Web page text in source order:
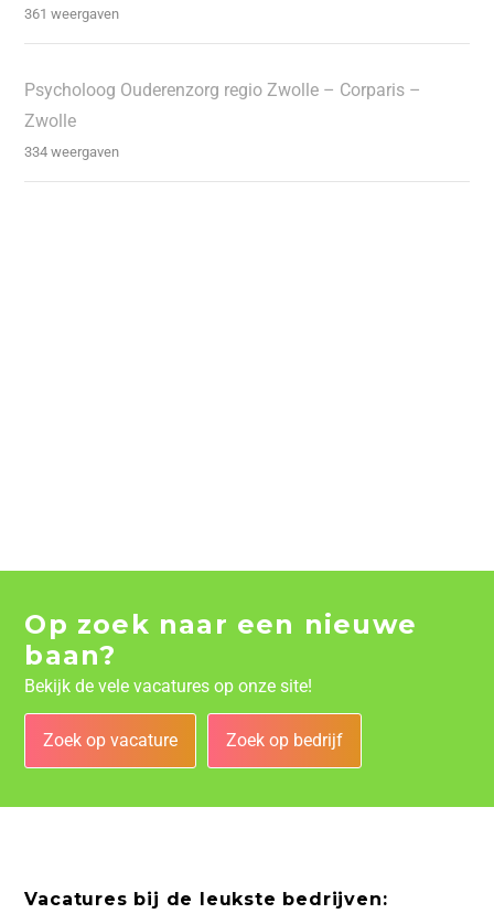
361 weergaven
Psycholoog Ouderenzorg regio Zwolle – Corparis –
Zwolle
334 weergaven
Op zoek naar een nieuwe
baan?
Bekijk de vele vacatures op onze site!
Zoek op vacature Zoek op bedrijf
Vacatures bij de leukste bedrijven: